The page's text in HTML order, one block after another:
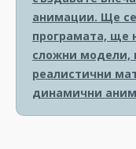
анимации. Ще се
програмата, ще
сложни модели,
реалистични
динамични